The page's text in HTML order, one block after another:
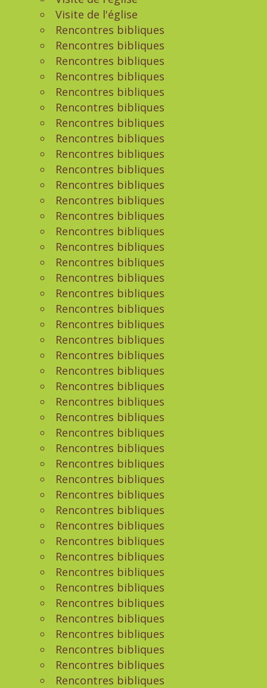
Visite de l'église
Rencontres bibliques
Rencontres bibliques
Rencontres bibliques
Rencontres bibliques
Rencontres bibliques
Rencontres bibliques
Rencontres bibliques
Rencontres bibliques
Rencontres bibliques
Rencontres bibliques
Rencontres bibliques
Rencontres bibliques
Rencontres bibliques
Rencontres bibliques
Rencontres bibliques
Rencontres bibliques
Rencontres bibliques
Rencontres bibliques
Rencontres bibliques
Rencontres bibliques
Rencontres bibliques
Rencontres bibliques
Rencontres bibliques
Rencontres bibliques
Rencontres bibliques
Rencontres bibliques
Rencontres bibliques
Rencontres bibliques
Rencontres bibliques
Rencontres bibliques
Rencontres bibliques
Rencontres bibliques
Rencontres bibliques
Rencontres bibliques
Rencontres bibliques
Rencontres bibliques
Rencontres bibliques
Rencontres bibliques
Rencontres bibliques
Rencontres bibliques
Rencontres bibliques
Rencontres bibliques
Rencontres bibliques